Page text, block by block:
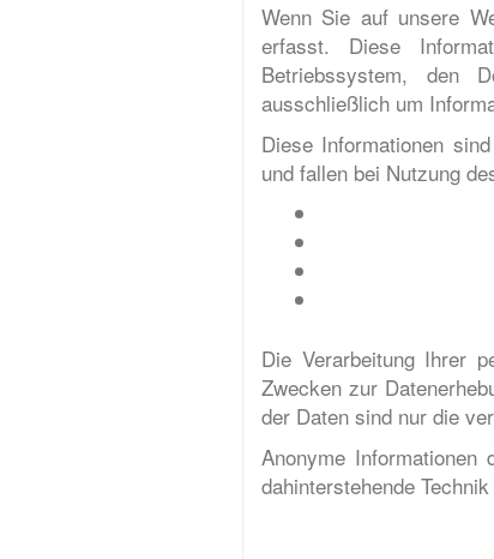
Wenn Sie auf unsere
erfasst. Diese
Betriebssystem, den
ausschließlich um
Diese Informationen
und fallen bei Nutzung
Die Verarbeitung Ihrer
Zwecken zur
der Daten sind nur die
Anonyme
dahinterstehende